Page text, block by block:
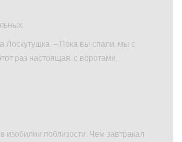
Лоскутушка. – Пока вы спали, мы с
раз настоящая, с воротами.
поблизости. Чем завтракал